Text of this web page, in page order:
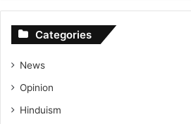
Categories
News
Opinion
Hinduism